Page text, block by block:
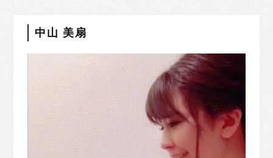
中山 美扇